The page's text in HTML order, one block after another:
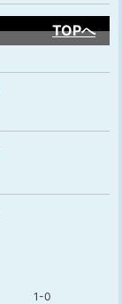
TOPへ
1-0